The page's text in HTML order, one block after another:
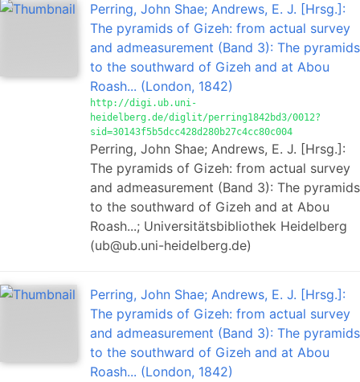
Perring, John Shae; Andrews, E. J. [Hrsg.]:
The pyramids of Gizeh: from actual survey
and admeasurement (Band 3): The pyramids
to the southward of Gizeh and at Abou
Roash... (London, 1842)
http://digi.ub.uni-
heidelberg.de/diglit/perring1842bd3/0012?
sid=30143f5b5dcc428d280b27c4cc80c004
Perring, John Shae; Andrews, E. J. [Hrsg.]:
The pyramids of Gizeh: from actual survey
and admeasurement (Band 3): The pyramids
to the southward of Gizeh and at Abou
Roash...; Universitätsbibliothek Heidelberg
(ub@ub.uni-heidelberg.de)
Perring, John Shae; Andrews, E. J. [Hrsg.]:
The pyramids of Gizeh: from actual survey
and admeasurement (Band 3): The pyramids
to the southward of Gizeh and at Abou
Roash... (London, 1842)